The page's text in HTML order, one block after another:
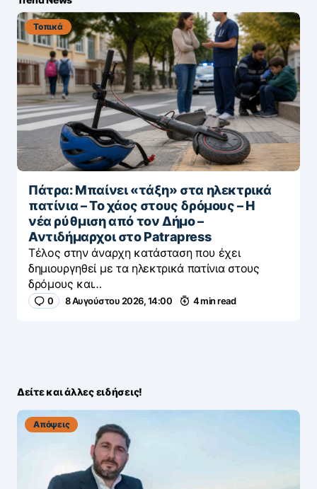
Τοπικά
Πάτρα: Μπαίνει «τάξη» στα ηλεκτρικά
πατίνια – Το χάος στους δρόμους – Η
νέα ρύθμιση από τον Δήμο –
Αντιδήμαρχοι στο Patrapress
Τέλος στην άναρχη κατάσταση που έχει
δημιουργηθεί με τα ηλεκτρικά πατίνια στους
δρόμους και…
0 8 Αυγούστου 2026, 14:00 4 min read
Δείτε και άλλες ειδήσεις!
Απόψεις